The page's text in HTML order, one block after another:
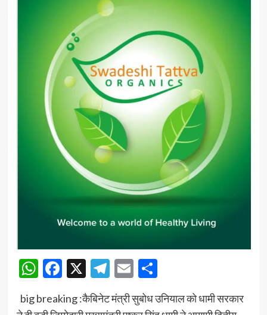
WhatsApp
Facebook
X Telegram
EmailShare
big breaking :कैबिनेट मंत्री सुबोध उनियाल को धामी सरकार